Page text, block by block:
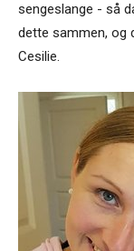
sengeslange - så
dette sammen, og
Cesilie.